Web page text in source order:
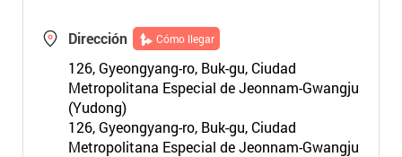
Dirección Cómo llegar
126, Gyeongyang-ro, Buk-gu, Ciudad
Metropolitana Especial de Jeonnam-Gwangju
(Yudong)
126, Gyeongyang-ro, Buk-gu, Ciudad
Metropolitana Especial de Jeonnam-Gwangju